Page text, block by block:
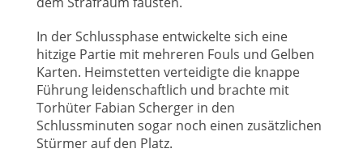
In der Schlussphase entwickelte sich eine
hitzige Partie mit mehreren Fouls und Gelben
Karten. Heimstetten verteidigte die knappe
Führung leidenschaftlich und brachte mit
Torhüter Fabian Scherger in den
Schlussminuten sogar noch einen zusätzlichen
Stürmer auf den Platz.